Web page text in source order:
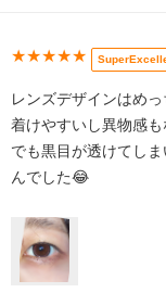
★★★★★
レンズデザインはめっ
着けやすいし異物感も
でも黒目が透けてし
んでした😂